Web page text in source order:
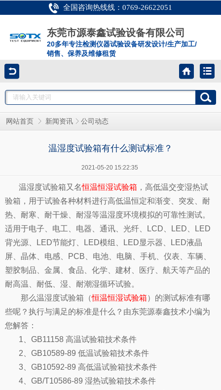
全国咨询热线线：0769-26622051
东莞市源泰鑫试验设备有限公司
20多年专注检测仪器试验设备研发设计/生产加工/
销售、保养及维修租赁
网站首页 新闻资讯 公司动态
温湿度试验箱有什么测试标准？
2021-05-20 15:22:35
温湿度试验箱又名恒温恒湿试验箱 ，高低温交变湿热试
验箱，用于试验各种材料进行高低温恒定和渐变、突发、耐
热、耐寒、耐干燥、耐湿等温湿度环境模拟的可靠性测试。
适用于电子、电工、电器、通讯、光纤、LCD、LED、LED
背光源、LED节能灯、LED模组、LED显示器、LED液晶
屏、晶体、电感、PCB、电池、电脑、手机、仪表、车辆、
塑胶制品、金属、食品、化学、建材、医疗、航天等产品的
耐高温、耐低、湿、耐潮湿循环试验。
那么温湿度试验箱（恒温恒湿试验箱）的测试标准有哪
些呢？执行与满足的标准是什么？由东莞源泰鑫技术小编为
您解答：
1、GB11158 高温试验箱技术条件
2、GB10589-89 低温试验箱技术条件
3、GB10592-89 高低温试验箱技术条件
4、GB/T10586-89 湿热试验箱技术条件